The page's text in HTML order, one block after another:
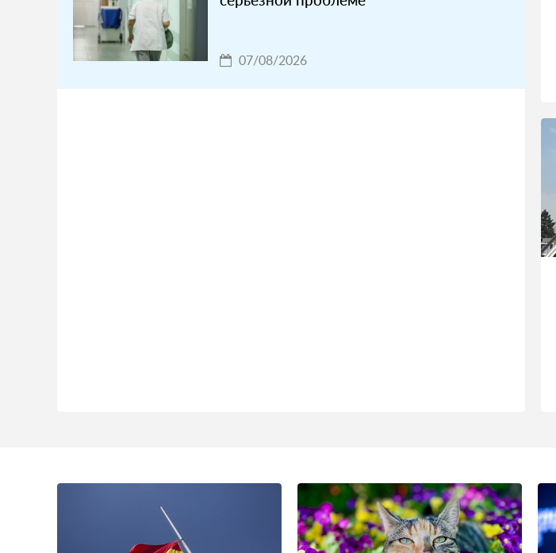
07/08/2026